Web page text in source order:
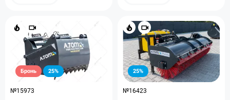
Бронь 25%
№15973
25%
№16423